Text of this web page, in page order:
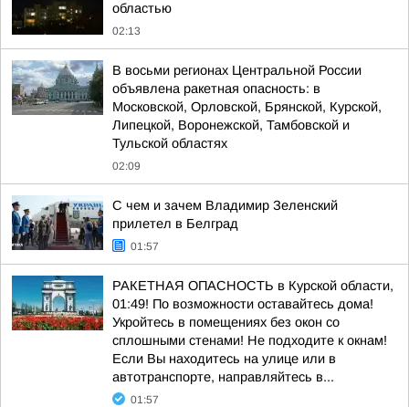
областью
02:13
В восьми регионах Центральной России
объявлена ракетная опасность: в
Московской, Орловской, Брянской, Курской,
Липецкой, Воронежской, Тамбовской и
Тульской областях
02:09
С чем и зачем Владимир Зеленский
прилетел в Белград
01:57
РАКЕТНАЯ ОПАСНОСТЬ в Курской области,
01:49! По возможности оставайтесь дома!
Укройтесь в помещениях без окон со
сплошными стенами! Не подходите к окнам!
Если Вы находитесь на улице или в
автотранспорте, направляйтесь в...
01:57